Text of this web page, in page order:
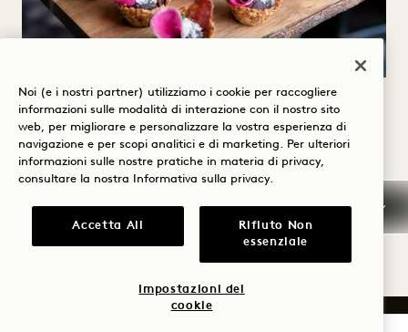
1: RIDURRE RAPIDAMENTE GLI
SPRECHI
Ci concentreremo sulle infrastrutture e sul
trattamento dei rifiuti.
Noi (e i nostri partner) utilizziamo i cookie per raccogliere
informazioni sulle modalità di interazione con il nostro sito
web, per migliorare e personalizzare la vostra esperienza di
navigazione e per scopi analitici e di marketing. Per ulteriori
informazioni sulle nostre pratiche in materia di privacy,
consultare la nostra
Informativa sulla privacy.
Accetta All
Rifiuto Non
essenziale
Impostazioni dei
cookie